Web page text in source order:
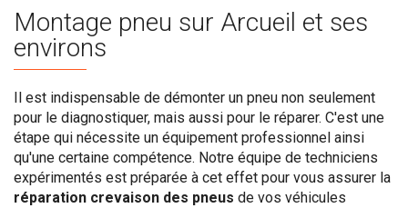
Montage pneu sur Arcueil et ses
environs
Il est indispensable de démonter un pneu non seulement
pour le diagnostiquer, mais aussi pour le réparer. C'est une
étape qui nécessite un équipement professionnel ainsi
qu'une certaine compétence. Notre équipe de techniciens
expérimentés est préparée à cet effet pour vous assurer la
réparation crevaison des pneus de vos véhicules